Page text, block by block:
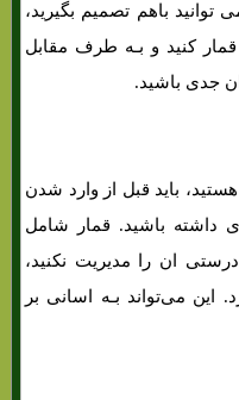
باهم تصمیم بگیرید،
کنید و بـه طرف مقابل
جدی باشید.
باید قبل از وارد شدن
باشید. قمار شامل
ان را مدیریت نکنید،
این می‌تواند بـه اسانی بر